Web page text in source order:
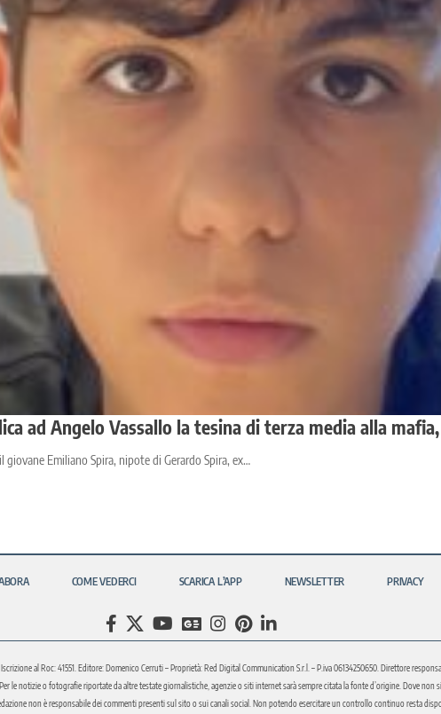
ad Angelo Vassallo la tesina di terza media alla
giovane Emiliano Spira, nipote di Gerardo Spira, ex…
COME VEDERCI SCARICA L’APP NEWSLETTER PRIVACY
al Roc: 41551. Editore: Domenico Cerruti – Proprietà: Red Digital Communication S.r.l. – P.iva 06134250650. Direttore
le notizie o fotografie riportate da altre testate giornalistiche, agenzie o siti internet sarà sempre citata la fonte d’origine. Dove
non è responsabile dei commenti presenti sul sito o sui canali social. Non potendo esercitare un controllo continuo resta